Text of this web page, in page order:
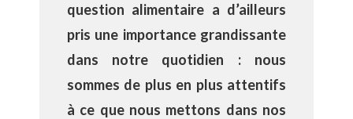
question alimentaire a d’ailleurs
pris une importance grandissante
dans notre quotidien : nous
sommes de plus en plus attentifs
à ce que nous mettons dans nos